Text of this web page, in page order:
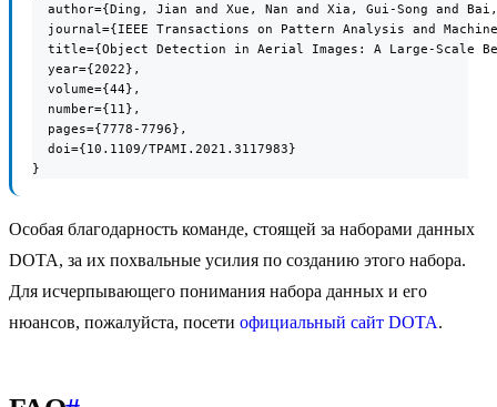
author={Ding, Jian and Xue, Nan and Xia, Gui-Song and
journal={IEEE Transactions on Pattern Analysis and
title={Object Detection in Aerial Images: A Large-Scale
  year={2022},
  volume={44},
  number={11},
  pages={7778-7796},
  doi={10.1109/TPAMI.2021.3117983}
}
Особая благодарность команде, стоящей за наборами данных
DOTA, за их похвальные усилия по созданию этого набора.
Для исчерпывающего понимания набора данных и его
нюансов, пожалуйста, посети официальный сайт DOTA.